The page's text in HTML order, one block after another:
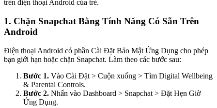
trên điện thoại Android của trẻ.
1. Chặn Snapchat Bằng Tính Năng Có Sẵn Trên
Android
Điện thoại Android có phần Cài Đặt Bảo Mật Ứng Dụng cho phép
bạn giới hạn hoặc chặn Snapchat. Làm theo các bước sau:
Bước 1. Vào Cài Đặt > Cuộn xuống > Tìm Digital Wellbeing
& Parental Controls.
Bước 2. Nhấn vào Dashboard > Snapchat > Đặt Hẹn Giờ
Ứng Dụng.